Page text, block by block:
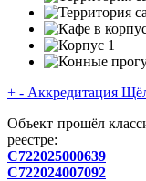
+ - Аккредитация
Объект прошёл
реестре:
С722025000639
С722024007092